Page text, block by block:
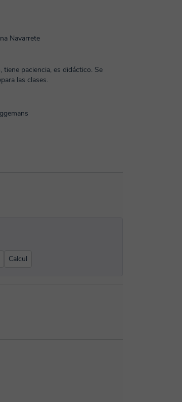
Navarrete
tiene paciencia, es didáctico. Se
las clases.
Calcul